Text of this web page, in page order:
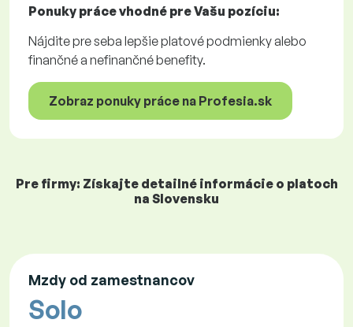
Ponuky prácevhodné pre Vašu pozíciu:
Nájdite pre seba lepšie platové podmienky alebo
finančné a nefinančné benefity.
Zobraz ponuky práce na Profesia.sk
Pre firmy: Získajte detailné informácie o platoch
na Slovensku
Mzdy od zamestnancov
Solo